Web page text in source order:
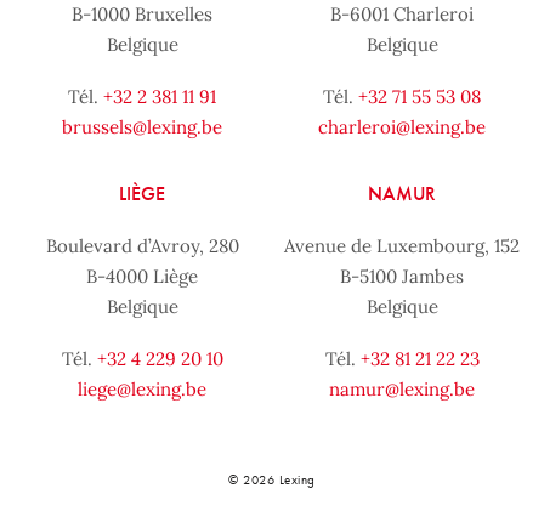
B-1000 Bruxelles
Belgique
Tél. +32 2 381 11 91
brussels@lexing.be
B-6001 Charleroi
Belgique
Tél. +32 71 55 53 08
charleroi@lexing.be
LIÈGE
Boulevard d’Avroy, 280
B-4000 Liège
Belgique
Tél. +32 4 229 20 10
liege@lexing.be
NAMUR
Avenue de Luxembourg, 152
B-5100 Jambes
Belgique
Tél. +32 81 21 22 23
namur@lexing.be
© 2026 Lexing